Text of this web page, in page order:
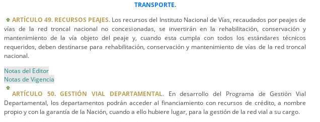
TRANSPORTE.
ARTÍCULO 49. RECURSOS PEAJES. Los recursos del Instituto Nacional de Vías, recaudados por peajes de
vías de la red troncal nacional no concesionadas, se invertirán en la rehabilitación, conservación y
mantenimiento de la vía objeto del peaje y, cuando esta cumpla con todos los estándares técnicos
requeridos, deben destinarse para rehabilitación, conservación y mantenimiento de vías de la red troncal
nacional.
Notas del Editor
Notas de Vigencia
ARTÍCULO 50. GESTIÓN VIAL DEPARTAMENTAL.En desarrollo del Programa de Gestión Vial
Departamental, los departamentos podrán acceder al financiamiento con recursos de crédito, a nombre
propio y con la garantía de la Nación, cuando a ello hubiere lugar, para la gestión de la red vial a su cargo.